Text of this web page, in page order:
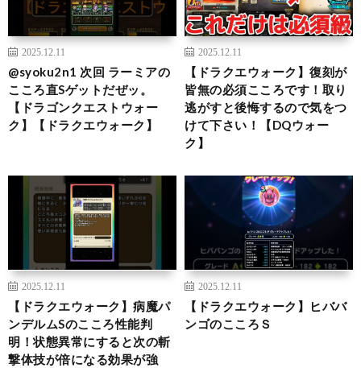
2025.12.11
@syoku2n1 次回 ラーミアの
こころ直Sゲットだぜッ。
【ドラゴンクエストウォー
ク】【ドラクエウォーク】
2025.12.11
【ドラクエウォーク】復刻が
皆無の必須こころです！取り
逃がすと後悔するので気をつ
けて下さい！【DQウォー
ク】
2025.12.11
【ドラクエウォーク】病魔パ
ンデルムSのこころ性能判
明！状態異常にすると次の斬
撃体技が倍になる効果が強
2025.12.11
【ドラクエウォーク】ヒババ
ンゴのこころＳ